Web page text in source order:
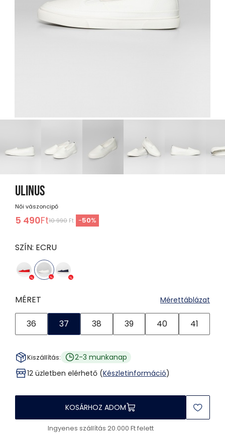
ULINUS
Női vászoncipő
5 490Ft10 990 Ft -50%
SZÍN: ECRU
MÉRET Mérettáblázat
36 37 38 39 40 41
Kiszállítás:
2-3 munkanap
12 üzletben elérhető (Készletinformáció)
KOSÁRHOZ ADOM
Ingyenes szállítás 20.000 Ft felett